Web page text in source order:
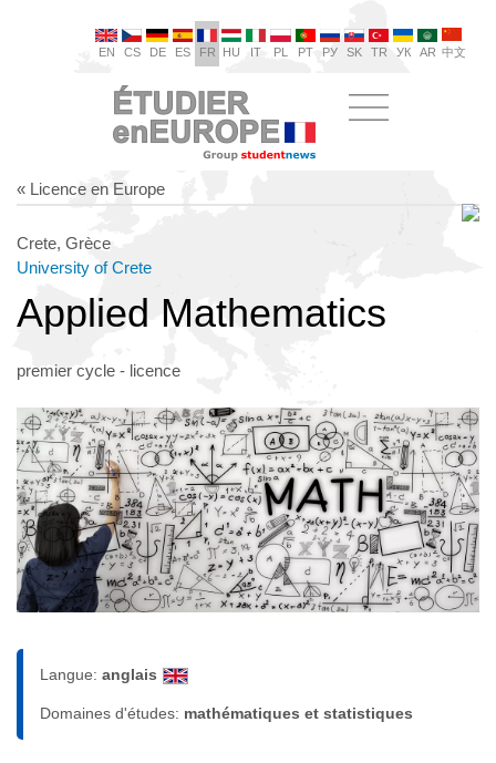
EN CS DE ES FR HU IT PL PT РУ SK TR УК AR 中文
« Licence en Europe
Crete, Grèce
University of Crete
Applied Mathematics
premier cycle - licence
Langue: anglais
Domaines d'études: mathématiques et statistiques